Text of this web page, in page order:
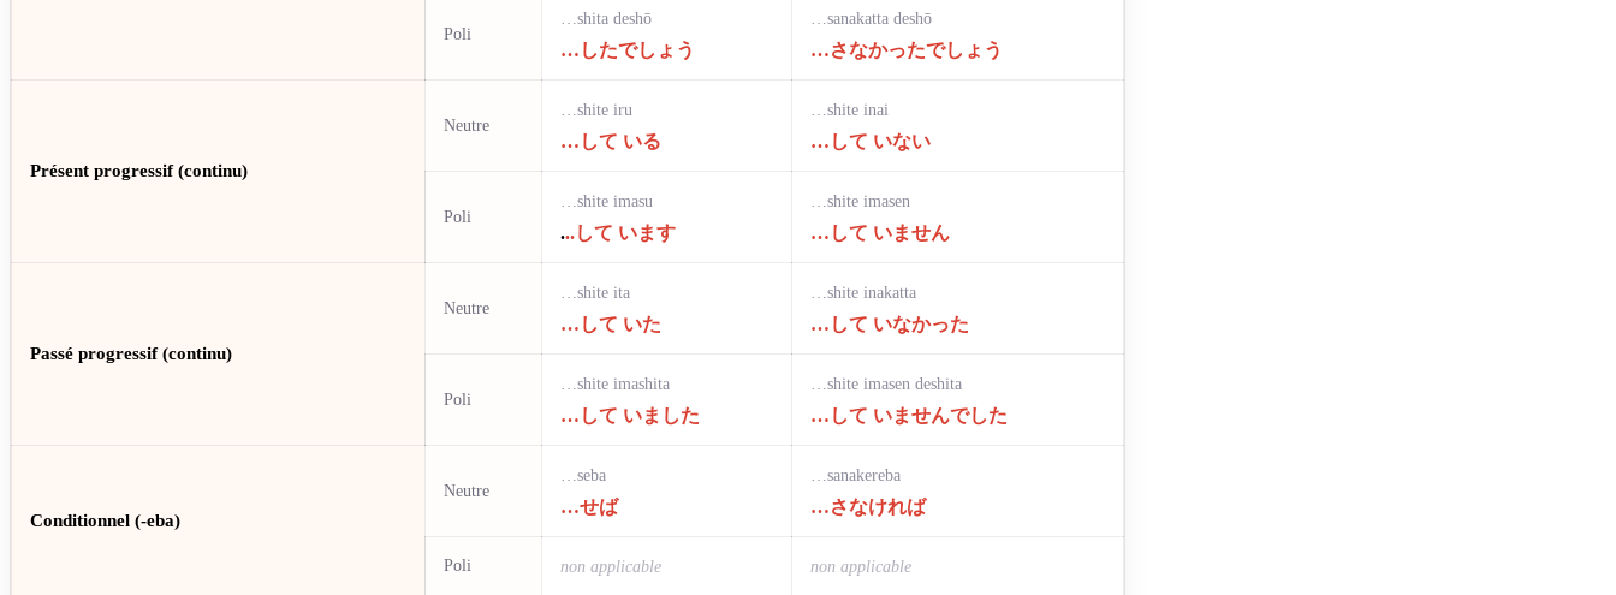
Poli
…shita deshō
…したでしょう
…sanakatta deshō
…さなかったでしょう
Présent progressif (continu)
Neutre
…shite iru
…して いる
…shite inai
…して いない
Poli
…shite imasu
...して います
…shite imasen
…して いません
Passé progressif (continu)
Neutre
…shite ita
…して いた
…shite inakatta
…して いなかった
Poli
…shite imashita
…して いました
…shite imasen deshita
…して いませんでした
Conditionnel (-eba)
Neutre
…seba
…せば
…sanakereba
…さなければ
Poli non applicable non applicable